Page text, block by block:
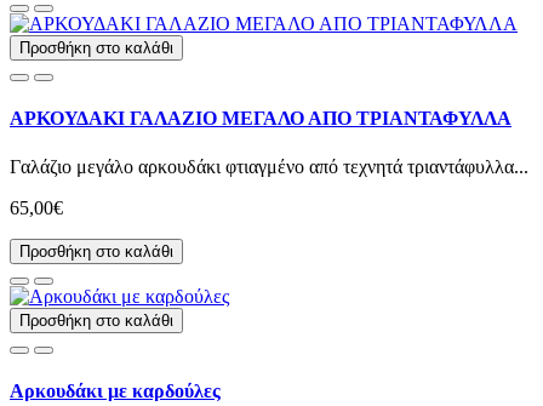
Προσθήκη στο καλάθι
ΑΡΚΟΥΔΑΚΙ ΓΑΛΑΖΙΟ ΜΕΓΑΛΟ ΑΠΟ ΤΡΙΑΝΤΑΦΥΛΛΑ
Γαλάζιο μεγάλο αρκουδάκι φτιαγμένο από τεχνητά τριαντάφυλλα...
65,00€
Προσθήκη στο καλάθι
Προσθήκη στο καλάθι
Αρκουδάκι με καρδούλες